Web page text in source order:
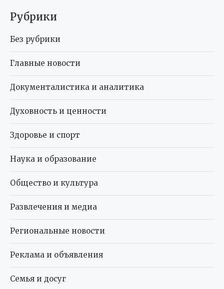
Рубрики
Без рубрики
Главные новости
Документалистика и аналитика
Духовность и ценности
Здоровье и спорт
Наука и образование
Общество и культура
Развлечения и медиа
Региональные новости
Реклама и объявления
Семья и досуг